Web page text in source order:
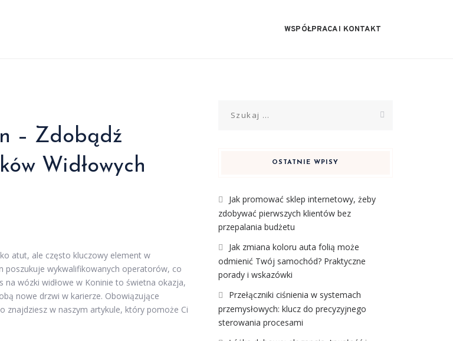
WSPÓŁPRACA I KONTAKT
– Zdobądź
Widłowych
atut, ale często kluczowy element w
poszukuje wykwalifikowanych operatorów, co
wózki widłowe w Koninie to świetna okazja,
nowe drzwi w karierze. Obowiązujące
znajdziesz w naszym artykule, który pomoże Ci
OSTATNIE WPISY
Jak promować sklep internetowy, żeby
zdobywać pierwszych klientów bez
przepalania budżetu
Jak zmiana koloru auta folią może
odmienić Twój samochód? Praktyczne
porady i wskazówki
Przełączniki ciśnienia w systemach
przemysłowych: klucz do precyzyjnego
sterowania procesami